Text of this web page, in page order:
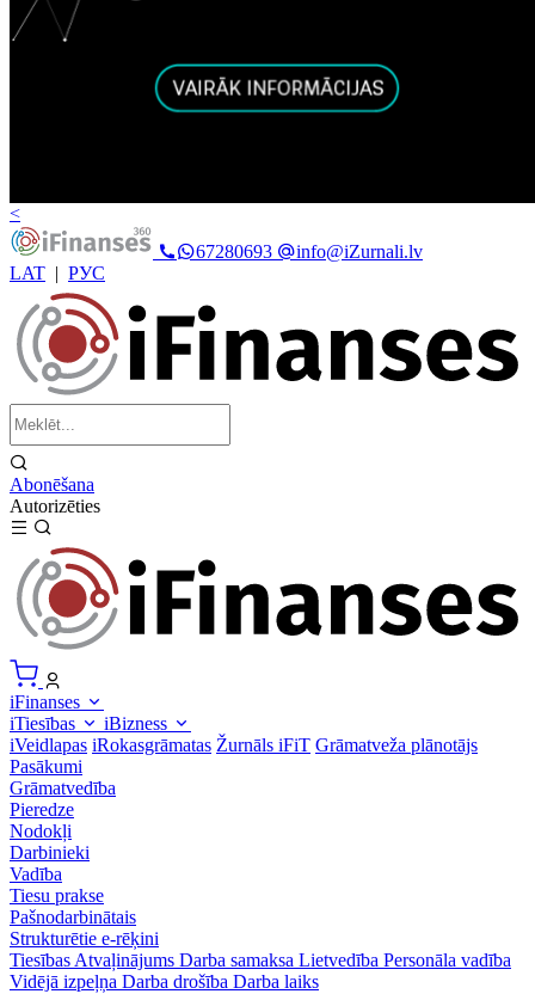
<
67280693
info@iZurnali.lv
LAT | РУС
Abonēšana
Autorizēties
iFinanses
iTiesības
iBizness
iVeidlapas iRokasgrāmatas Žurnāls iFiT Grāmatveža plānotājs
Pasākumi
Grāmatvedība
Pieredze
Nodokļi
Darbinieki
Vadība
Tiesu prakse
Pašnodarbinātais
Strukturētie e-rēķini
Tiesības Atvaļinājums Darba samaksa Lietvedība Personāla vadība
Vidējā izpeļņa Darba drošība Darba laiks